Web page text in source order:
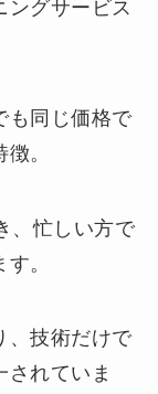
ングサービス
も同じ価格で
。
、忙しい方で
。
、技術だけで
されていま